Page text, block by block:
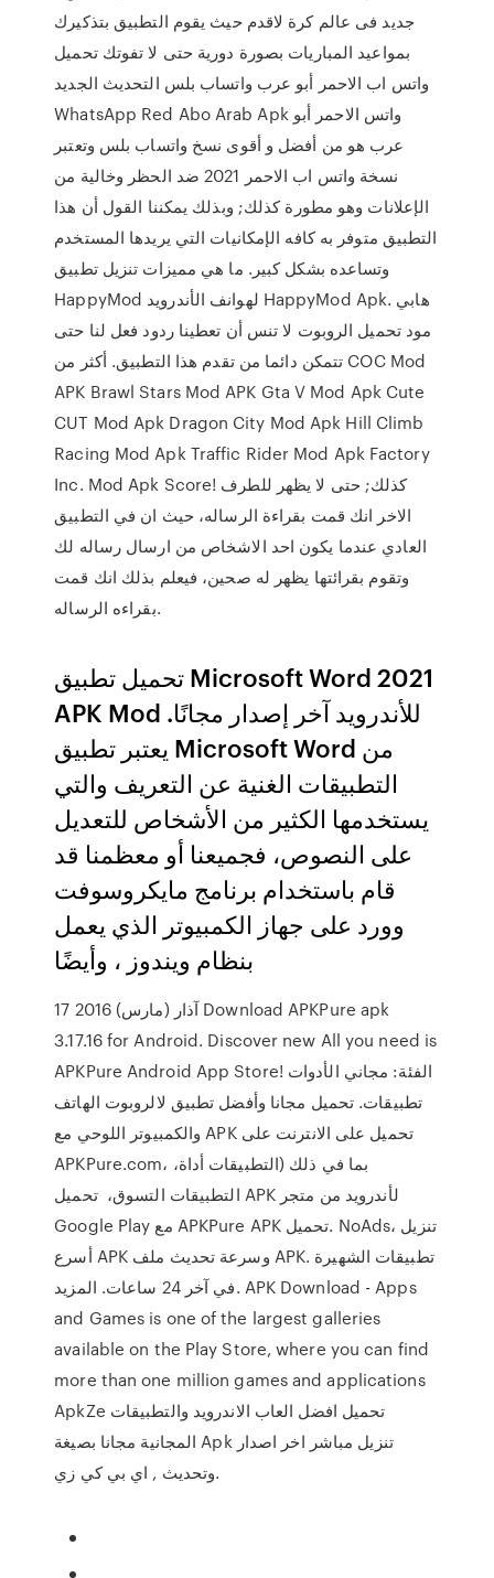
جديد فى عالم كرة لاقدم حيث يقوم التطبيق بتذكيرك
بمواعيد المباريات بصورة دورية حتى لا تفوتك تحميل
واتس اب الاحمر أبو عرب واتساب بلس التحديث الجديد
WhatsApp Red Abo Arab Apk واتس الاحمر أبو
عرب هو من أفضل و أقوى نسخ واتساب بلس وتعتبر
نسخة واتس اب الاحمر 2021 ضد الحظر وخالية من
الإعلانات وهو مطورة كذلك; وبذلك يمكننا القول أن هذا
التطبيق متوفر به كافه الإمكانيات التي يريدها المستخدم
وتساعده بشكل كبير. ما هي مميزات تنزيل تطبيق
HappyMod لهوانف الأندرويد HappyMod Apk. هابي
مود تحميل الروبوت لا تنس أن تعطينا ردود فعل لنا حتى
تتمكن دائما من تقدم هذا التطبيق. أكثر من COC Mod
APK Brawl Stars Mod APK Gta V Mod Apk Cute
CUT Mod Apk Dragon City Mod Apk Hill Climb
Racing Mod Apk Traffic Rider Mod Apk Factory
Inc. Mod Apk Score! كذلك; حتى لا يظهر للطرف
الاخر انك قمت بقراءة الرساله، حيث ان في التطبيق
العادي عندما يكون احد الاشخاص من ارسال رساله لك
وتقوم بقرائتها يظهر له صحين، فيعلم بذلك انك قمت
بقراءه الرساله.
تحميل تطبيق Microsoft Word 2021
APK Mod للأندرويد آخر إصدار مجانًا.
يعتبر تطبيق Microsoft Word من
التطبيقات الغنية عن التعريف والتي
يستخدمها الكثير من الأشخاص للتعديل
على النصوص، فجميعنا أو معظمنا قد
قام باستخدام برنامج مايكروسوفت
وورد على جهاز الكمبيوتر الذي يعمل
بنظام ويندوز ، وأيضًا
17 آذار (مارس) 2016 Download APKPure apk
3.17.16 for Android. Discover new All you need is
APKPure Android App Store! الفئة: مجاني الأدوات
تطبيقات. تحميل مجانا وأفضل تطبيق لالروبوت الهاتف
والكمبيوتر اللوحي مع APK تحميل على الانترنت على
APKPure.com، بما في ذلك (التطبيقات أداة،
التطبيقات التسوق، تحميل APK لأندرويد من متجر
Google Play مع APKPure APK تحميل. NoAds، تنزيل
أسرع APK وسرعة تحديث ملف APK. تطبيقات الشهيرة
في آخر 24 ساعات. المزيد. APK Download - Apps
and Games is one of the largest galleries
available on the Play Store, where you can find
more than one million games and applications
ApkZe تحميل افضل العاب الاندرويد والتطبيقات
المجانية مجانا بصيغة Apk تنزيل مباشر اخر اصدار
وتحديث , اي بي كي زي.